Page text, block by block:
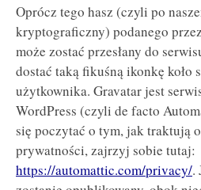
Oprócz tego hasz (czyli po
kryptograficzny) podanego
może zostać przesłany do
dostać taką fikuśną ikonkę koło
użytkownika. Gravatar jest
WordPress (czyli de facto
się poczytać o tym, jak traktują
prywatności, zajrzyj sobie tutaj:
https://automattic.com/privacy/.